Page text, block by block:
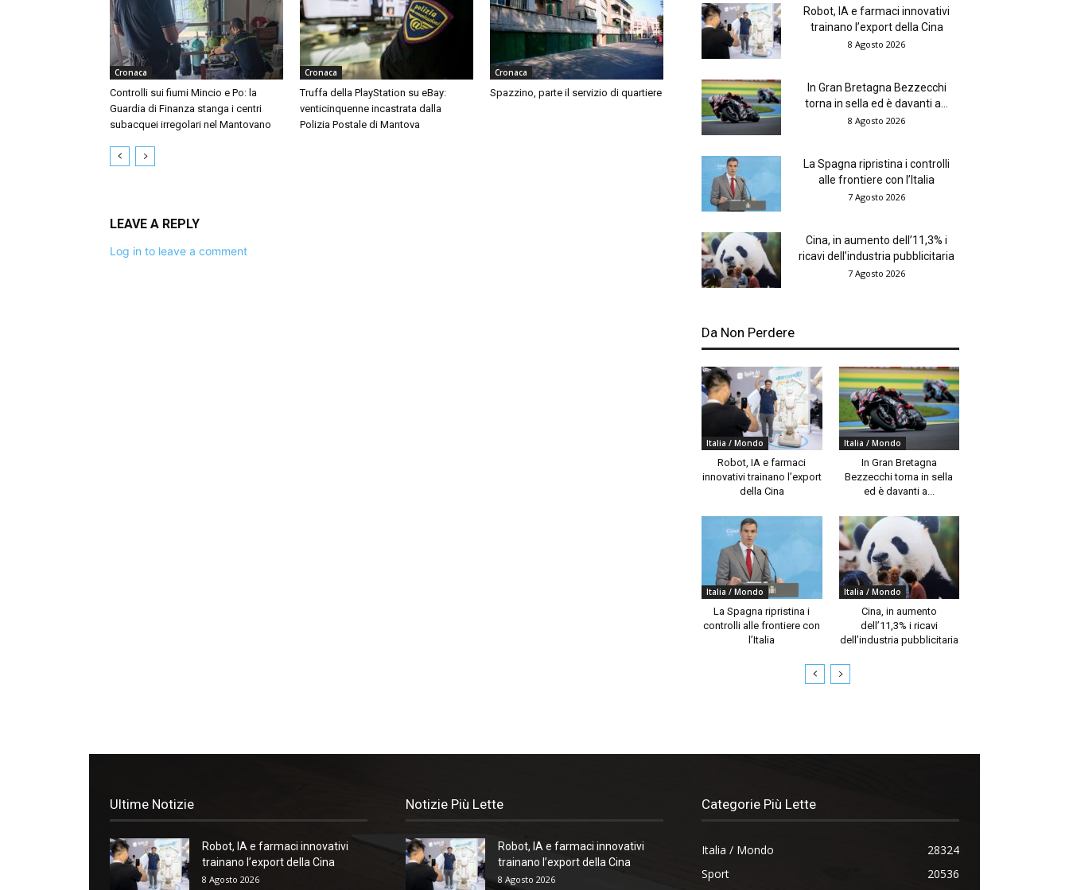
Cronaca
Controlli sui fiumi Mincio e Po: la
Guardia di Finanza stanga i centri
subacquei irregolari nel Mantovano
Cronaca
Truffa della PlayStation su eBay:
venticinquenne incastrata dalla
Polizia Postale di Mantova
Cronaca
Spazzino, parte il servizio di quartiere
LEAVE A REPLY
Log in to leave a comment
Robot, IA e farmaci innovativi
trainano l’export della Cina
8 Agosto 2026
In Gran Bretagna Bezzecchi
torna in sella ed è davanti a...
8 Agosto 2026
La Spagna ripristina i controlli
alle frontiere con l’Italia
7 Agosto 2026
Cina, in aumento dell’11,3% i
ricavi dell’industria pubblicitaria
7 Agosto 2026
Da Non Perdere
Italia / Mondo
Robot, IA e farmaci
innovativi trainano l’export
della Cina
Italia / Mondo
In Gran Bretagna
Bezzecchi torna in sella
ed è davanti a...
Italia / Mondo
La Spagna ripristina i
controlli alle frontiere con
l’Italia
Italia / Mondo
Cina, in aumento
dell’11,3% i ricavi
dell’industria pubblicitaria
Ultime Notizie
Robot, IA e farmaci innovativi
trainano l’export della Cina
8 Agosto 2026
Notizie Più Lette
Robot, IA e farmaci innovativi
trainano l’export della Cina
8 Agosto 2026
Categorie Più Lette
Italia / Mondo
28324
Sport
20536